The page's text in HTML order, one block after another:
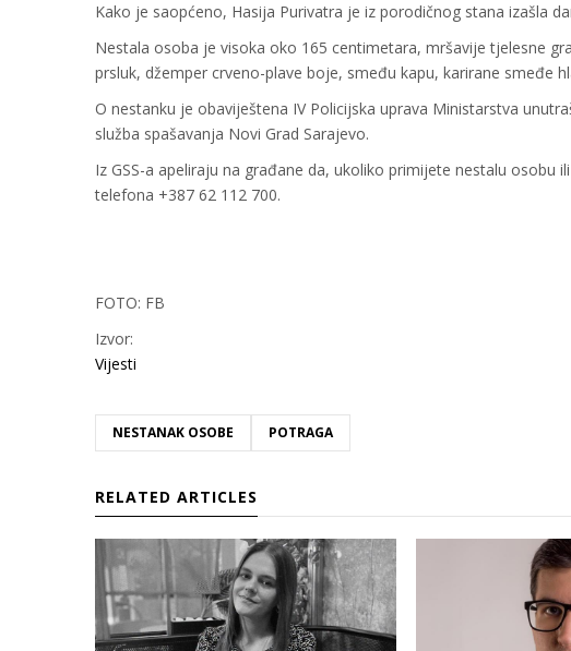
Kako je saopćeno, Hasija Purivatra je iz porodičnog stana izašla
Nestala osoba je visoka oko 165 centimetara, mršavije tjelesne
prsluk, džemper crveno-plave boje, smeđu kapu, karirane smeđe
O nestanku je obaviještena IV Policijska uprava Ministarstva
služba spašavanja Novi Grad Sarajevo.
Iz GSS-a apeliraju na građane da, ukoliko primijete nestalu
telefona +387 62 112 700.
FOTO: FB
Izvor:
Vijesti
NESTANAK OSOBE POTRAGA
RELATED ARTICLES